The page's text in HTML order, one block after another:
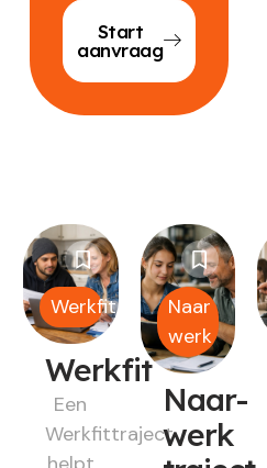
Start
aanvraag
Werkfit
Werkfit
Een
Werkfittraject
Naar
werk
Naar-
werk